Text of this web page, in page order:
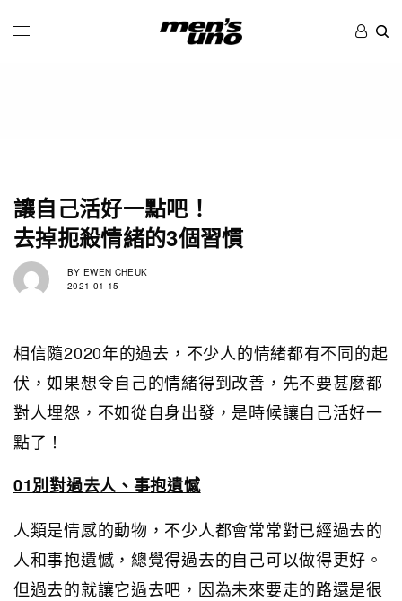
讓自己活好一點吧！
去掉扼殺情緒的3個習慣
BY EWEN CHEUK
2021-01-15
相信隨2020年的過去，不少人的情緒都有不同的起
伏，如果想令自己的情緒得到改善，先不要甚麼都
對人埋怨，不如從自身出發，是時候讓自己活好一
點了！
01別對過去人、事抱遺憾
人類是情感的動物，不少人都會常常對已經過去的
人和事抱遺憾，總覺得過去的自己可以做得更好。
但過去的就讓它過去吧，因為未來要走的路還是很